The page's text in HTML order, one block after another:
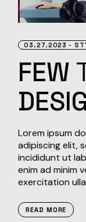
03.27.2023
FEW
Lorem ipsum
adipiscing elit,
incididunt ut
enim ad minim
exercitation
READ MORE